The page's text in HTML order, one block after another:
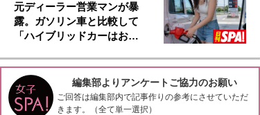
元ディーラー営業マンが暴
露。ガソリン車と比較して
「ハイブリッドカーはお…